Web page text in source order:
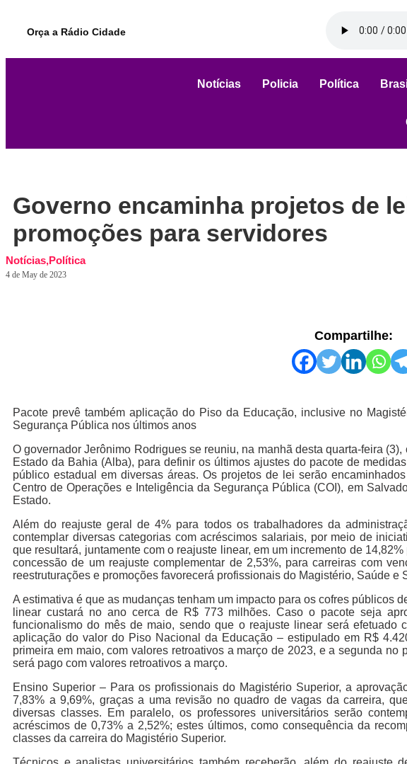
Orça a Rádio Cidade
Notícias Policia Política
Governo encaminha projetos de
promoções para servidores
Notícias,Política
4 de May de 2023
Compartilhe:
Pacote prevê também aplicação do Piso da Educação, inclusive no
Segurança Pública nos últimos anos
O governador Jerônimo Rodrigues se reuniu, na manhã desta quarta-feira
Estado da Bahia (Alba), para definir os últimos ajustes do pacote de
público estadual em diversas áreas. Os projetos de lei serão
Centro de Operações e Inteligência da Segurança Pública (COI), em
Estado.
Além do reajuste geral de 4% para todos os trabalhadores da
contemplar diversas categorias com acréscimos salariais, por meio de
que resultará, juntamente com o reajuste linear, em um incremento de
concessão de um reajuste complementar de 2,53%, para carreiras com
reestruturações e promoções favorecerá profissionais do Magistério, Saúde e
A estimativa é que as mudanças tenham um impacto para os cofres públicos
linear custará no ano cerca de R$ 773 milhões. Caso o pacote seja
funcionalismo do mês de maio, sendo que o reajuste linear será efetuado
aplicação do valor do Piso Nacional da Educação – estipulado em R$
primeira em maio, com valores retroativos a março de 2023, e a segunda
será pago com valores retroativos a março.
Ensino Superior – Para os profissionais do Magistério Superior, a
7,83% a 9,69%, graças a uma revisão no quadro de vagas da carreira,
diversas classes. Em paralelo, os professores universitários serão
acréscimos de 0,73% a 2,52%; estes últimos, como consequência da
classes da carreira do Magistério Superior.